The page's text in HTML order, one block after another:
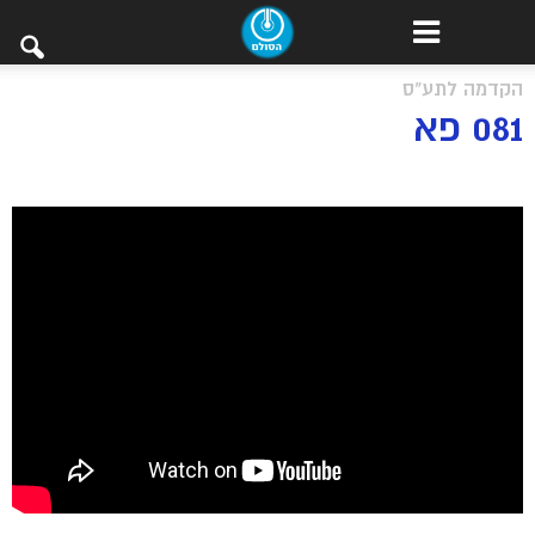
הקדמה לתע"ס
081 פא